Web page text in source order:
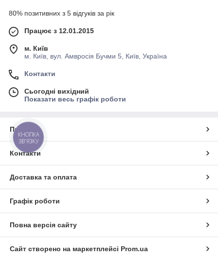
80% позитивних з 5 відгуків за рік
Працює з 12.01.2015
м. Київ
м. Київ, вул. Амвросія Бучми 5, Київ, Україна
Контакти
Сьогодні вихідний
Показати весь графік роботи
Про нас
Контакти
Доставка та оплата
Графік роботи
Повна версія сайту
Сайт створено на маркетплейсі Prom.ua
КНОПКА
ЗВ'ЯЗКУ